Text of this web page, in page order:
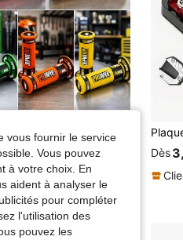
Dès
vous fournir le service
Vous pouvez
à votre choix. En
aident à analyser le
pour compléter
l'utilisation des
pouvez les